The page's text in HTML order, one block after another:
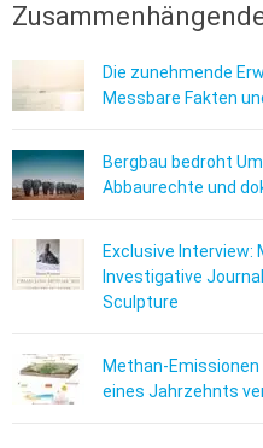
Die zunehmende
Messbare Fakten
Bergbau bedroht
Abbaurechte und
Exclusive Interview:
Investigative
Sculpture
Methan-Emissionen
eines Jahrzehnts